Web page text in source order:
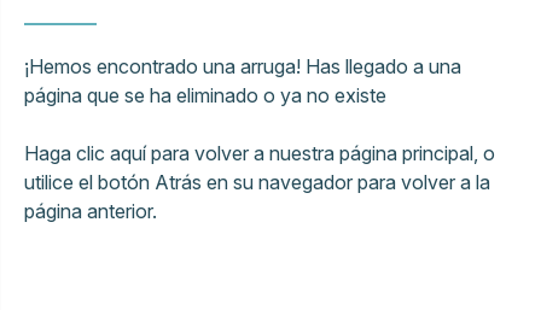
¡Hemos encontrado una arruga! Has llegado a una
página que se ha eliminado o ya no existe
Haga clic aquípara volver a nuestra página principal, o
utilice el botón Atrás en su navegador para volver a la
página anterior.